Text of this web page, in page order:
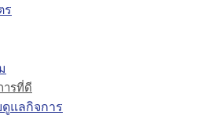
ร
ารที่ดี
แลกิจการ